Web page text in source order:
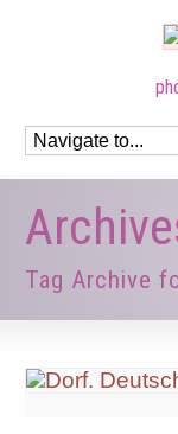
Tag Archive